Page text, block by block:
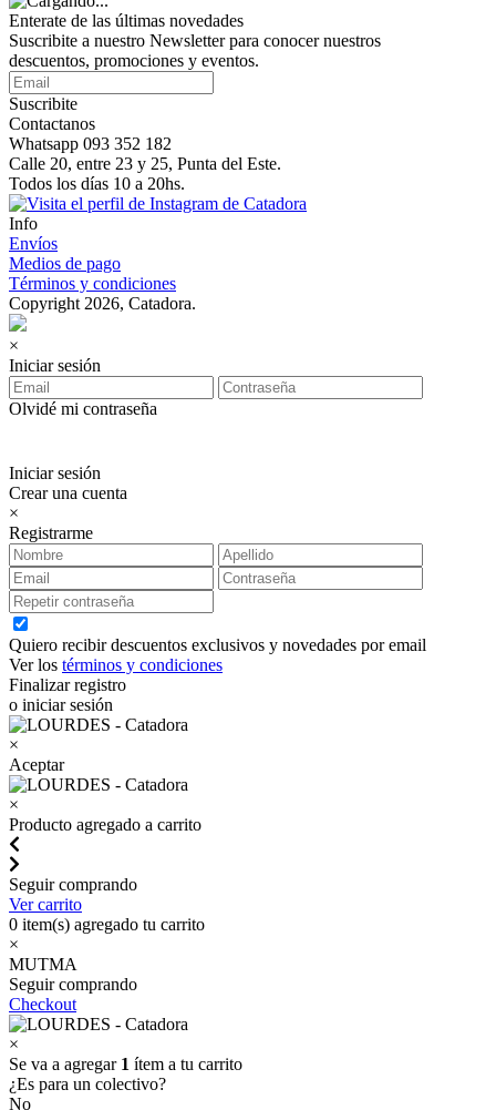
Enterate de las últimas novedades
Suscribite a nuestro Newsletter para conocer nuestros
descuentos, promociones y eventos.
Suscribite
Contactanos
Whatsapp 093 352 182
Calle 20, entre 23 y 25, Punta del Este.
Todos los días 10 a 20hs.
Info
Envíos
Medios de pago
Términos y condiciones
Copyright 2026, Catadora.
×
Iniciar sesión
Olvidé mi contraseña
Iniciar sesión
Crear una cuenta
×
Registrarme
Quiero recibir descuentos exclusivos y novedades por email
Ver los términos y condiciones
Finalizar registro
o iniciar sesión
×
Aceptar
×
Producto agregado a carrito
Seguir comprando
Ver carrito
0 item(s) agregado tu carrito
×
MUTMA
Seguir comprando
Checkout
×
Se va a agregar 1 ítem a tu carrito
¿Es para un colectivo?
No